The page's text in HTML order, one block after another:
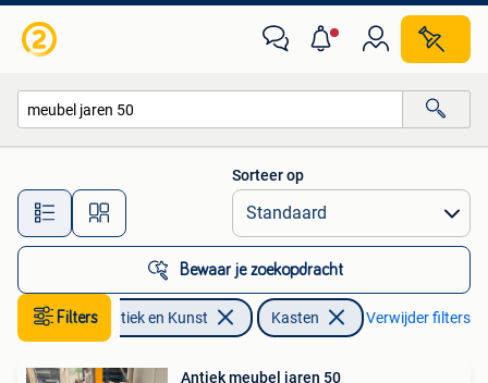
Alle afstanden…
Sorteer op
Bewaar je zoekopdracht
Filters Antiek en Kunst Kasten Verwijder filters
Antiek meubel jaren 50